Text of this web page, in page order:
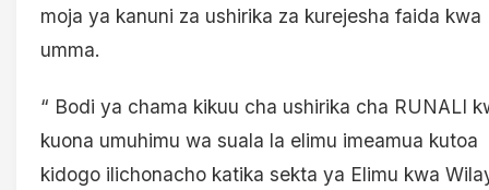
moja ya kanuni za ushirika za kurejesha faida kwa
umma.
“ Bodi ya chama kikuu cha ushirika cha RUNALI
kuona umuhimu wa suala la elimu imeamua kutoa
kidogo ilichonacho katika sekta ya Elimu kwa